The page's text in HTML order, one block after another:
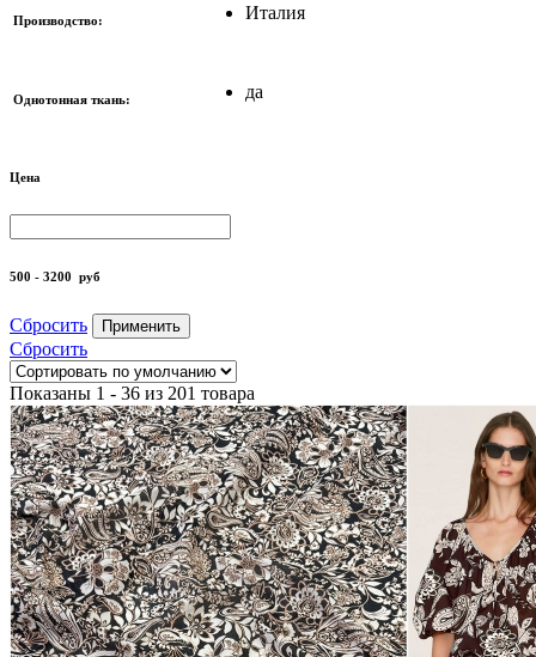
Производство: Италия
Однотонная ткань: да
Цена
500 - 3200 руб
Сбросить Применить
Сбросить
Показаны 1 - 36 из 201 товара